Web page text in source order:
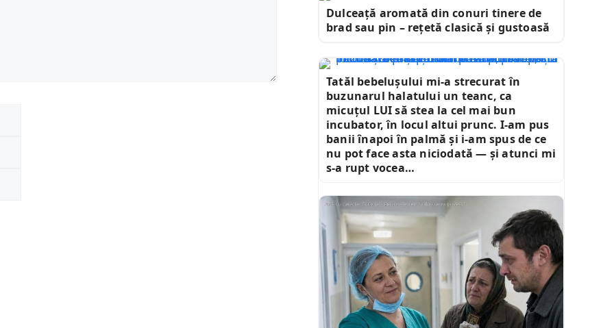
Dulceață aromată din conuri tinere de
brad sau pin – rețetă clasică și gustoasă
Tatăl bebelușului mi-a strecurat în
buzunarul halatului un teanc, ca
micuțul LUI să stea la cel mai bun
incubator, în locul altui prunc. I-am pus
banii înapoi în palmă și i-am spus de ce
nu pot face asta niciodată — și atunci mi
s-a rupt vocea…